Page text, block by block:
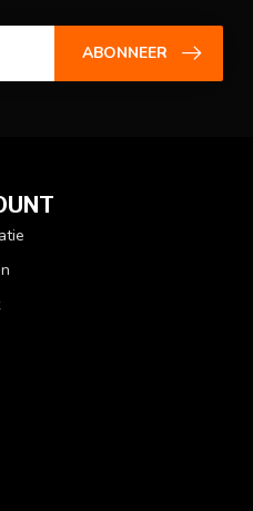
ABONNEER